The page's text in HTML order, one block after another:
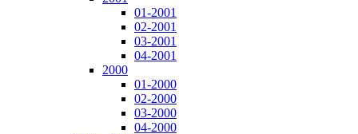
01-2001
02-2001
03-2001
04-2001
2000
01-2000
02-2000
03-2000
04-2000